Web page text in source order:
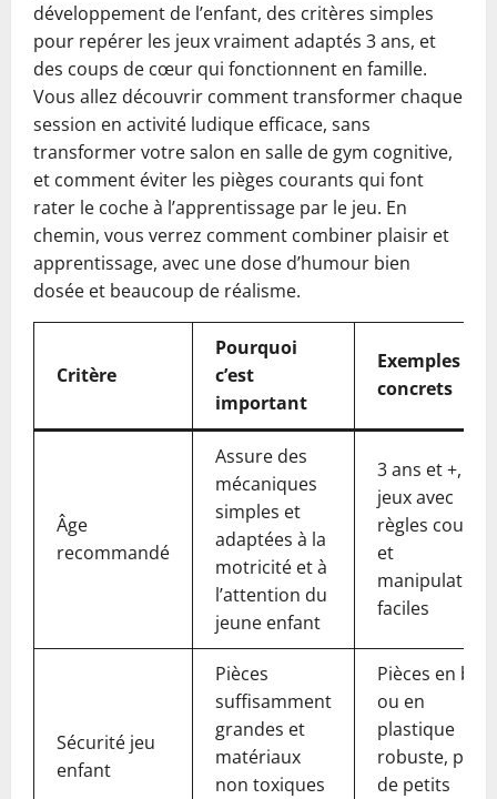
développement de l’enfant, des critères simples
pour repérer les jeux vraiment adaptés 3 ans, et
des coups de cœur qui fonctionnent en famille.
Vous allez découvrir comment transformer chaque
session en activité ludique efficace, sans
transformer votre salon en salle de gym cognitive,
et comment éviter les pièges courants qui font
rater le coche à l’apprentissage par le jeu. En
chemin, vous verrez comment combiner plaisir et
apprentissage, avec une dose d’humour bien
dosée et beaucoup de réalisme.
Critère
Pourquoi
c’est
important
Exemples
concrets
Âge
recommandé
Assure des
mécaniques
simples et
adaptées à la
motricité et à
l’attention du
jeune enfant
3 ans et +,
jeux avec
règles courtes
et
manipulations
faciles
Sécurité jeu
enfant
Pièces
suffisamment
grandes et
matériaux
non toxiques
Pièces en bois
ou en
plastique
robuste, pas
de petits